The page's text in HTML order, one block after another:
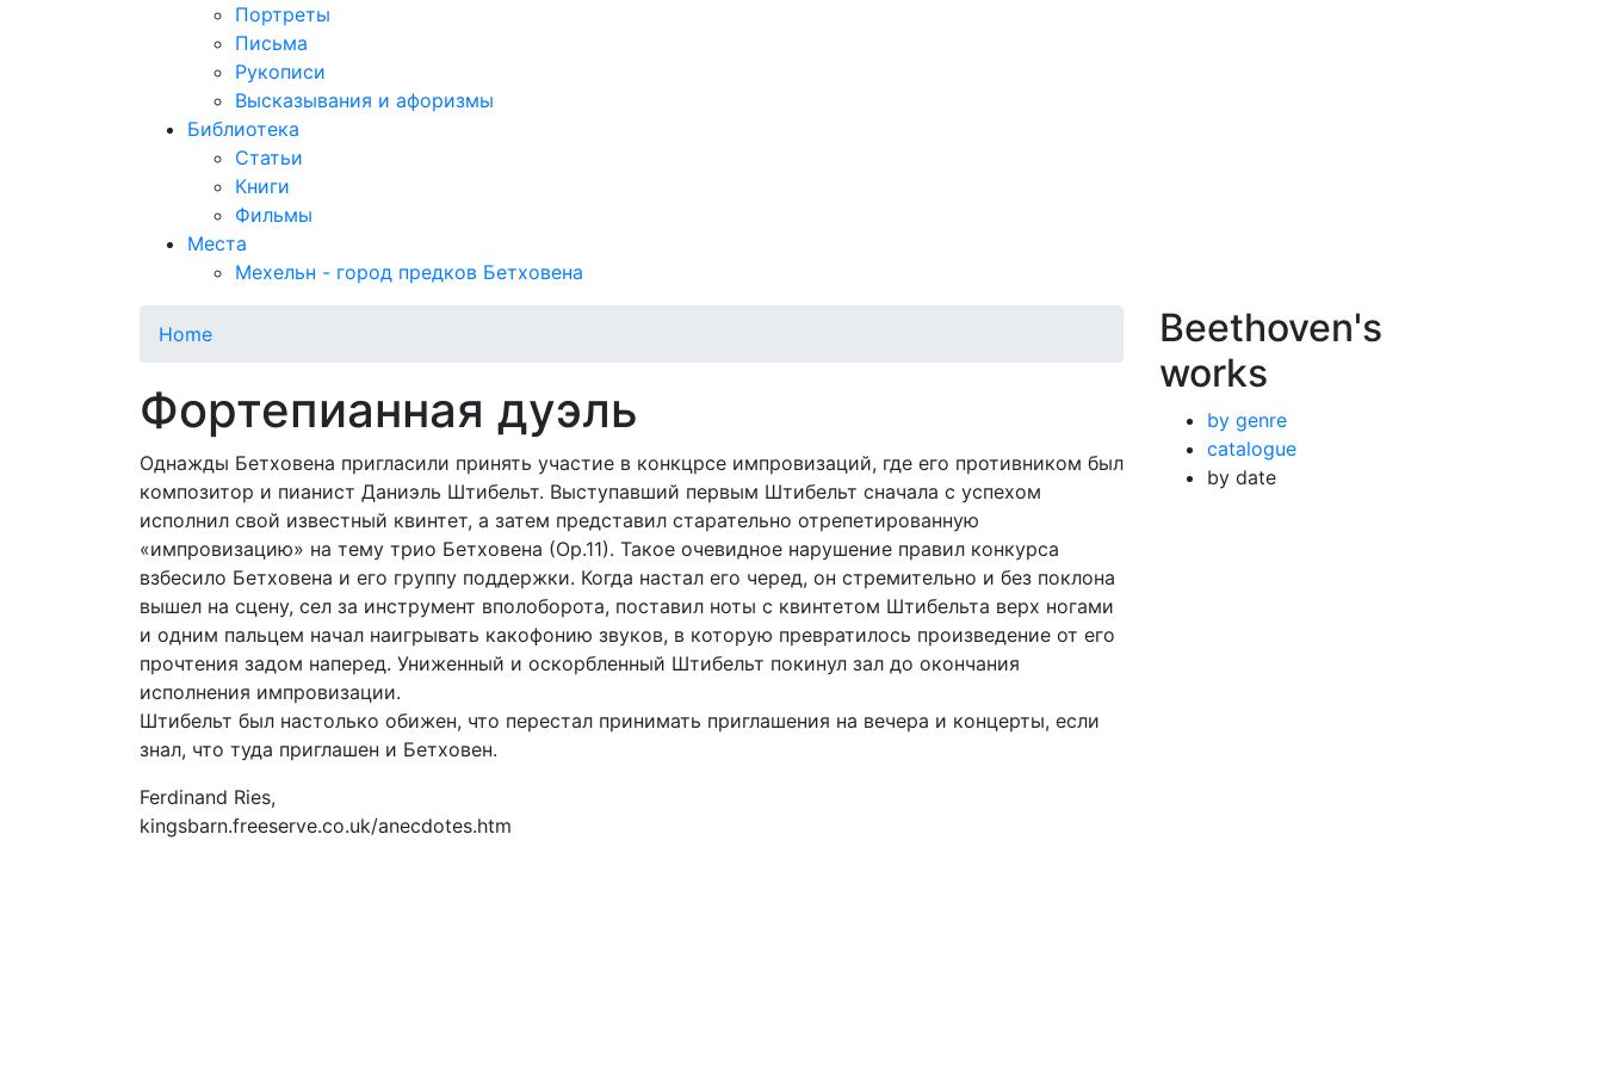
Портреты
Письма
Рукописи
Высказывания и афоризмы
Библиотека
Статьи
Книги
Фильмы
Места
Мехельн - город предков Бетховена
Home
Фортепианная дуэль
Однажды Бетховена пригласили принять участие в конкцрсе импровизаций, где его противником был
композитор и пианист Даниэль Штибельт. Выступавший первым Штибельт сначала с успехом
исполнил свой известный квинтет, а затем представил старательно отрепетированную
«импровизацию» на тему трио Бетховена (Ор.11). Такое очевидное нарушение правил конкурса
взбесило Бетховена и его группу поддержки. Когда настал его черед, он стремительно и без поклона
вышел на сцену, сел за инструмент вполоборота, поставил ноты с квинтетом Штибельта верх ногами
и одним пальцем начал наигрывать какофонию звуков, в которую превратилось произведение от его
прочтения задом наперед. Униженный и оскорбленный Штибельт покинул зал до окончания
исполнения импровизации.
Штибельт был настолько обижен, что перестал принимать приглашения на вечера и концерты, если
знал, что туда приглашен и Бетховен.
Ferdinand Ries,
kingsbarn.freeserve.co.uk/anecdotes.htm
Beethoven's
works
by genre
catalogue
by date